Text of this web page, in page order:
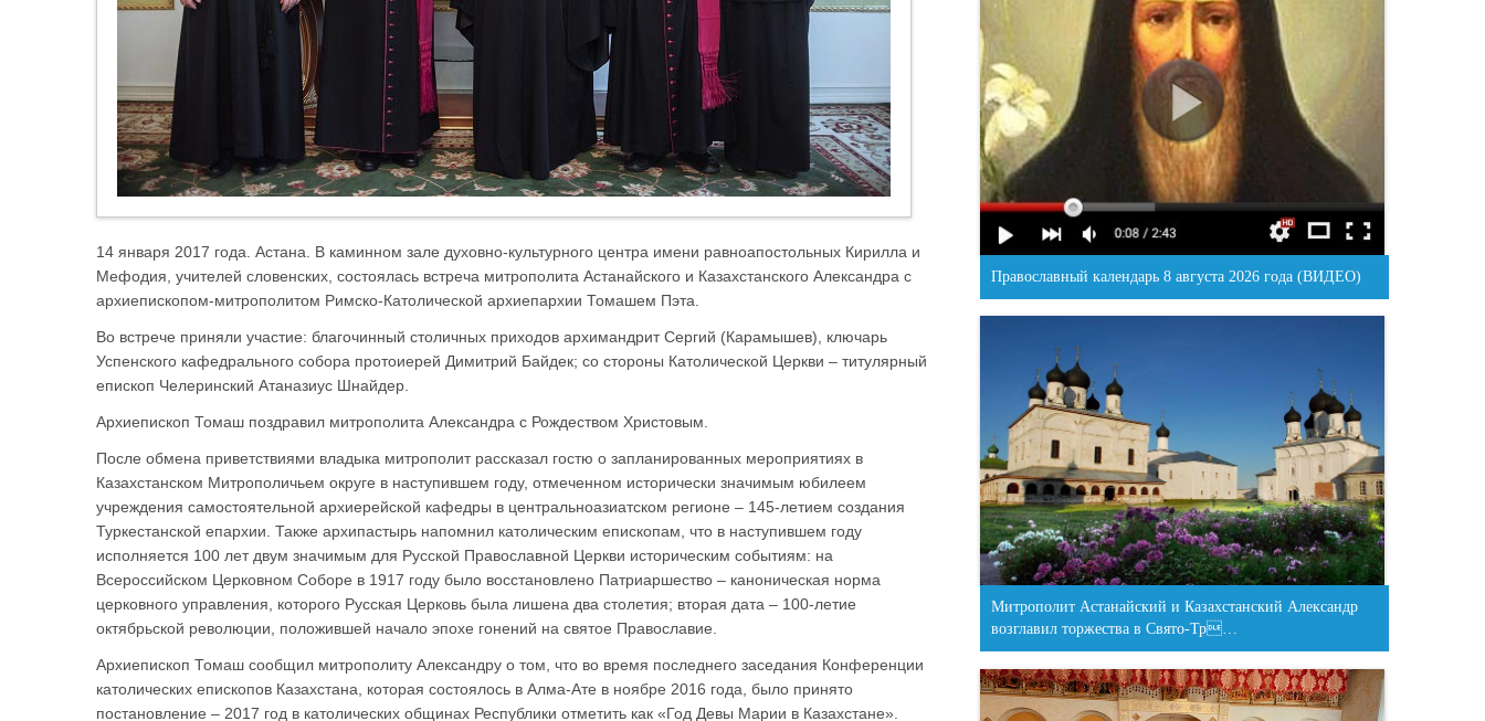
14 января 2017 года. Астана. В каминном зале духовно-культурного центра имени равноапостольных Кирилла и
Мефодия, учителей словенских, состоялась встреча митрополита Астанайского и Казахстанского Александра с
архиепископом-митрополитом Римско-Католической архиепархии Томашем Пэта.
Во встрече приняли участие: благочинный столичных приходов архимандрит Сергий (Карамышев), ключарь
Успенского кафедрального собора протоиерей Димитрий Байдек; со стороны Католической Церкви – титулярный
епископ Челеринский Атаназиус Шнайдер.
Архиепископ Томаш поздравил митрополита Александра с Рождеством Христовым.
После обмена приветствиями владыка митрополит рассказал гостю о запланированных мероприятиях в
Казахстанском Митрополичьем округе в наступившем году, отмеченном исторически значимым юбилеем
учреждения самостоятельной архиерейской кафедры в центральноазиатском регионе – 145-летием создания
Туркестанской епархии. Также архипастырь напомнил католическим епископам, что в наступившем году
исполняется 100 лет двум значимым для Русской Православной Церкви историческим событиям: на
Всероссийском Церковном Соборе в 1917 году было восстановлено Патриаршество – каноническая норма
церковного управления, которого Русская Церковь была лишена два столетия; вторая дата – 100-летие
октябрьской революции, положившей начало эпохе гонений на святое Православие.
Архиепископ Томаш сообщил митрополиту Александру о том, что во время последнего заседания Конференции
католических епископов Казахстана, которая состоялось в Алма-Ате в ноябре 2016 года, было принято
постановление – 2017 год в католических общинах Республики отметить как «Год Девы Марии в Казахстане».
Православный календарь 8 августа 2026 года (ВИДЕО)
Митрополит Астанайский и Казахстанский Александр
возглавил торжества в Свято-Тр…